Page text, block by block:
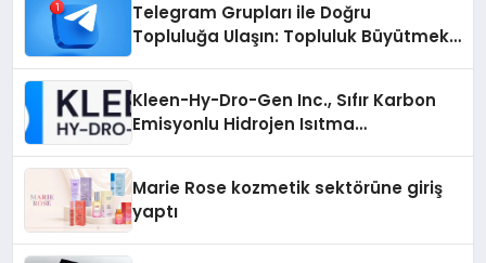
Telegram Grupları ile Doğru
Topluluğa Ulaşın: Topluluk Büyütmek
Kleen-Hy-Dro-Gen Inc., Sıfır Karbon
Emisyonlu Hidrojen Isıtma
Marie Rose kozmetik sektörüne giriş
yaptı